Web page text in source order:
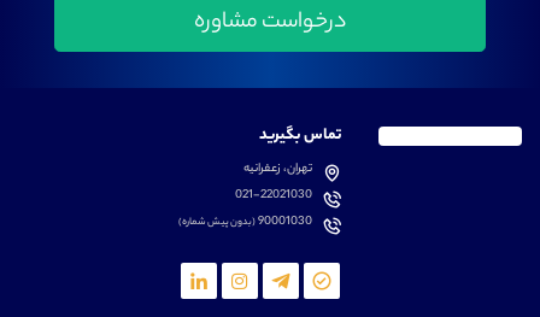
تماس بگیرید
تهران، زعفرانیه
021-22021030
90001030(بدون پیش شماره)